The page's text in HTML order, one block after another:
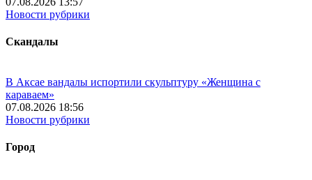
Новости рубрики
Скандалы
В Аксае вандалы испортили скульптуру «Женщина с
караваем»
07.08.2026 18:56
Новости рубрики
Город